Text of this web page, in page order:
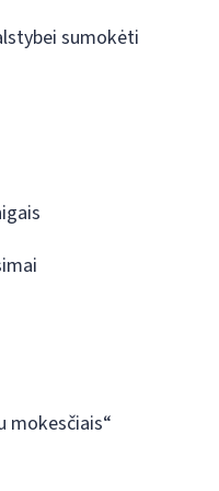
sumokėti
mokesčiais“